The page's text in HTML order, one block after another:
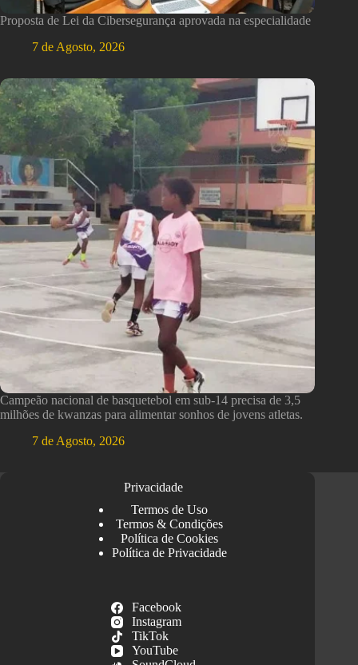
Proposta de Lei da Cibersegurança aprovada na especialidade
7 de Agosto, 2026
Campeão nacional de basquetebol em sub-14 precisa de 3,5
milhões de kwanzas para alimentar sonhos de jovens atletas.
7 de Agosto, 2026
Privacidade
Termos de Uso
Termos & Condições
Política de Cookies
Política de Privacidade
Facebook
Instagram
TikTok
YouTube